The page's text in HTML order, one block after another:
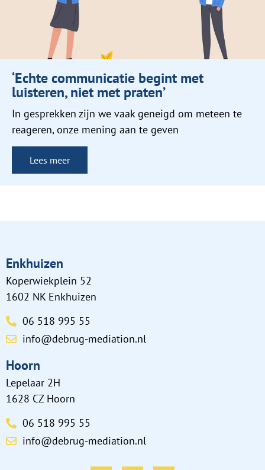
‘Echte communicatie begint met
luisteren, niet met praten’
In gesprekken zijn we vaak geneigd om meteen te
reageren, onze mening aan te geven
Lees meer
Enkhuizen
Koperwiekplein 52
1602 NK Enkhuizen
06 518 995 55
info@debrug-mediation.nl
Hoorn
Lepelaar 2H
1628 CZ Hoorn
06 518 995 55
info@debrug-mediation.nl